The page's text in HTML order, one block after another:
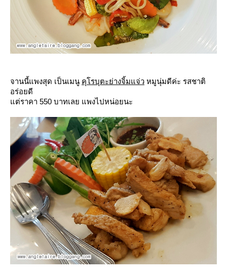
จานนี้แพงสุด เป็นเมนู คุโรบุตะย่างจิ้มแจ่ว หมูนุ่มดีค่ะ รสชาติ
อร่อยดี
ต่ราคา 550 บาทเลย แพงไปหน่อยนะ